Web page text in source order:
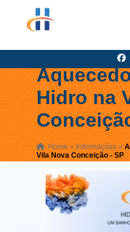
Hidro na
Home » Informações »
Vila Nova Conceição - SP